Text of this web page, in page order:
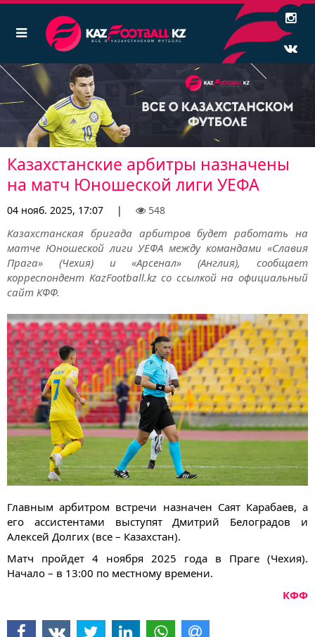
Казахстанские арбитры назначены
на матч Юношеской лиги УЕФА
04 нояб. 2025, 17:07 | 548
Казахстанская бригада арбитров будет работать на
матче Юношеской лиги УЕФА между командами «Славия
Прага» (Чехия) и «Арсенал» (Англия), сообщает
корреспондент KazFootball.kz со ссылкой на официальный
сайт КФФ.
Главным арбитром встречи назначен Саят Карабаев, а
его ассистентами выступят Дмитрий Белоградов и
Алексей Долгих (все – Казахстан).
Матч пройдет 4 ноября 2025 года в Праге (Чехия).
Начало – в 13:00 по местному времени.
КФФ